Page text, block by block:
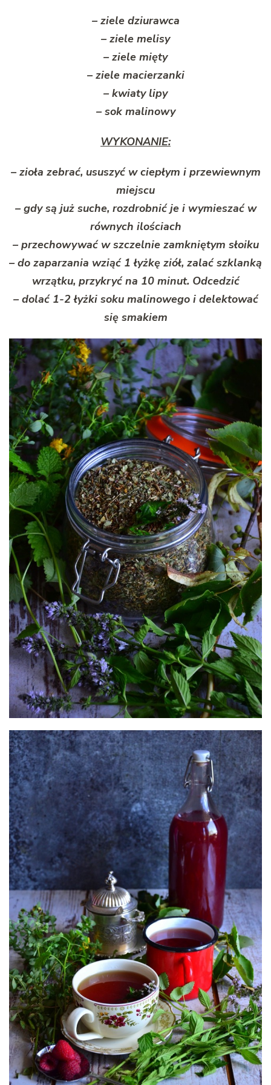
– ziele dziurawca
– ziele melisy
– ziele mięty
– ziele macierzanki
– kwiaty lipy
– sok malinowy
WYKONANIE:
– zioła zebrać, ususzyć w ciepłym i przewiewnym
miejscu
– gdy są już suche, rozdrobnić je i wymieszać w
równych ilościach
– przechowywać w szczelnie zamkniętym słoiku
– do zaparzania wziąć 1 łyżkę ziół, zalać szklanką
wrzątku, przykryć na 10 minut. Odcedzić
– dolać 1-2 łyżki soku malinowego i delektować
się smakiem